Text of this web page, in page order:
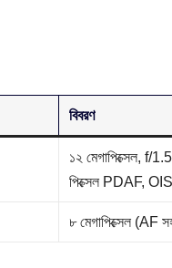
বিবরণ
১২ মেগাপিক্সেল, f/
পিক্সেল PDAF, OIS
৮ মেগাপিক্সেল (AF